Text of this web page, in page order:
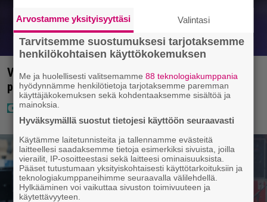
Vappu Pimiä sai huonoa palvelua ravintolassa –
pettyi siellä kahteen asiaan
Arvostamme yksityisyyttäsi Valintasi
Tarvitsemme suostumuksesi tarjotaksemme
henkilökohtaisen käyttökokemuksen
Me ja huolellisesti valitsemamme88 teknologiakumppania
hyödynnämme henkilötietoja tarjotaksemme paremman
käyttäjäkokemuksen sekä kohdentaaksemme sisältöä ja
mainoksia.
Hyväksymällä suostut tietojesi käyttöön seuraavasti
Käytämme laitetunnisteita ja tallennamme evästeitä
laitteellesi saadaksemme tietoja esimerkiksi sivuista, joilla
vierailit, IP-osoitteestasi sekä laitteesi ominaisuuksista.
Pääset tutustumaan yksityiskohtaisesti käyttötarkoituksiin ja
teknologiakumppaneihimme seuraavalla välilehdellä.
Hylkääminen voi vaikuttaa sivuston toimivuuteen ja
käytettävyyteen.